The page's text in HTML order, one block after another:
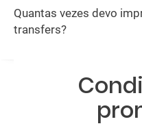
Quantas vezes devo
transfers?